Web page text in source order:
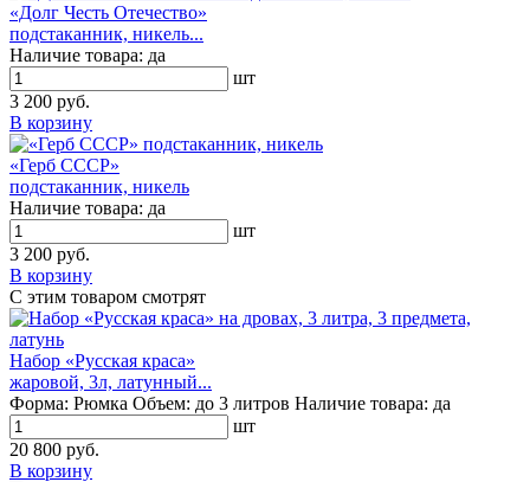
«Долг Честь Отечество»
подстаканник, никель...
Наличие товара: да
шт
3 200 руб.
В корзину
«Герб СССР»
подстаканник, никель
Наличие товара: да
шт
3 200 руб.
В корзину
С этим товаром смотрят
Набор «Русская краса»
жаровой, 3л, латунный...
Форма: Рюмка Объем: до 3 литров Наличие товара: да
шт
20 800 руб.
В корзину